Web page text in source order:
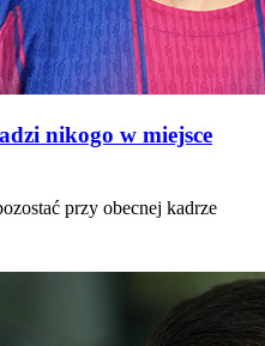
nikogo w miejsce
przy obecnej kadrze